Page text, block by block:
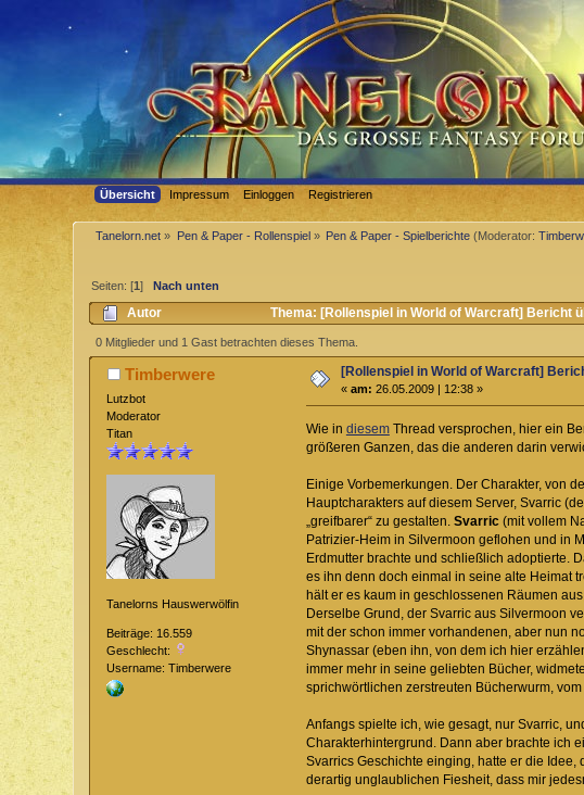
Übersicht Impressum Einloggen Registrieren
Tanelorn.net » Pen & Paper - Rollenspiel» Pen & Paper - Spielberichte (Moderator:
Seiten: [1]Nach unten
Autor Thema: [Rollenspiel in World of Warcraft] Bericht
0 Mitglieder und 1 Gast betrachten dieses Thema.
Timberwere
Lutzbot
Moderator
Titan
Tanelorns Hauswerwölfin
Beiträge: 16.559
Geschlecht:
Username: Timberwere
[Rollenspiel in World of Warcraft]
«am: 26.05.2009 | 12:38 »
Wie in diesemThread versprochen, hier ein
größeren Ganzen, das die anderen darin
Einige Vorbemerkungen. Der Charakter, von
Hauptcharakters auf diesem Server, Svarric
„greifbarer“ zu gestalten. Svarric(mit vollem
Patrizier-Heim in Silvermoon geflohen und in
Erdmutter brachte und schließlich adoptierte.
es ihn denn doch einmal in seine alte Heimat
hält er es kaum in geschlossenen Räumen
Derselbe Grund, der Svarric aus Silvermoon
mit der schon immer vorhandenen, aber nun
Shynassar (eben ihn, von dem ich hier
immer mehr in seine geliebten Bücher,
sprichwörtlichen zerstreuten Bücherwurm,
Anfangs spielte ich, wie gesagt, nur Svarric,
Charakterhintergrund. Dann aber brachte ich
Svarrics Geschichte einging, hatte er die
derartig unglaublichen Fiesheit, dass mir